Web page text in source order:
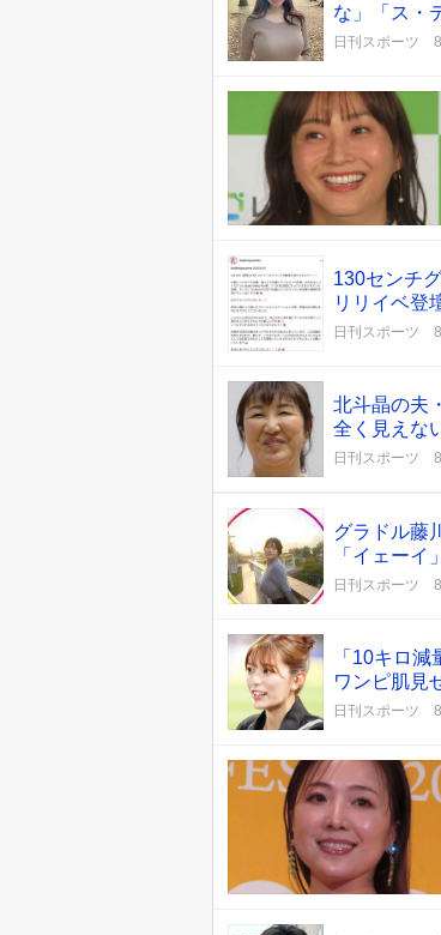
な」「ス・
日刊スポーツ
130センチ
リリイベ登
日刊スポーツ
北斗晶の夫
全く見えな
日刊スポーツ
グラドル藤
「イェーイ」
日刊スポーツ
「10キロ
ワンピ肌見
日刊スポーツ